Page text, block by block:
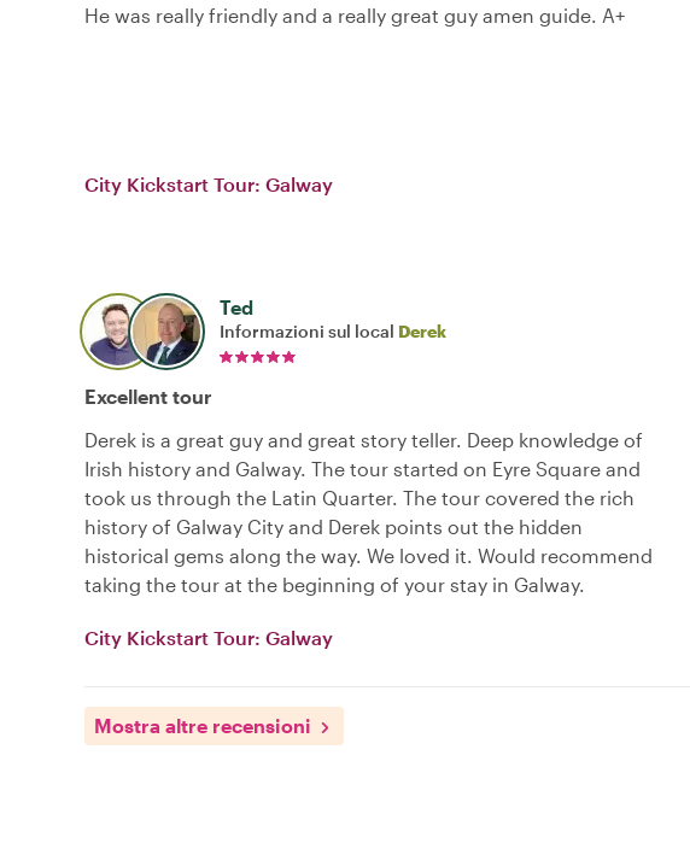
He was really friendly and a really great guy amen guide. A+
City Kickstart Tour: Galway
Ted
Informazioni sul local Derek
Excellent tour
Derek is a great guy and great story teller. Deep knowledge of
Irish history and Galway. The tour started on Eyre Square and
took us through the Latin Quarter. The tour covered the rich
history of Galway City and Derek points out the hidden
historical gems along the way. We loved it. Would recommend
taking the tour at the beginning of your stay in Galway.
City Kickstart Tour: Galway
Mostra altre recensioni